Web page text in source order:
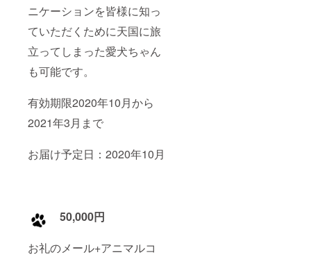
ニケーションを皆様に知っ
ていただくために天国に旅
立ってしまった愛犬ちゃん
も可能です。
有効期限2020年10月から
2021年3月まで
お届け予定日：2020年10月
50,000円
お礼のメール+アニマルコ